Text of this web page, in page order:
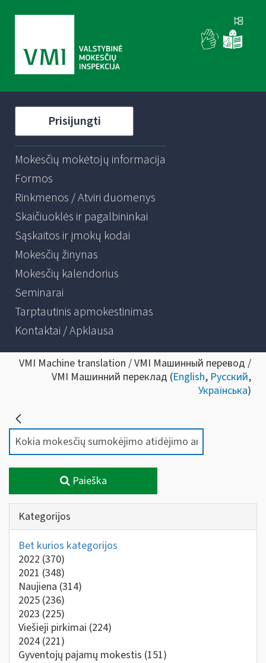
Prisijungti
Mokesčių mokėtojų informacija
Formos
Rinkmenos / Atviri duomenys
Skaičiuoklės ir pagalbininkai
Sąskaitos ir įmokų kodai
Mokesčių žinynas
Mokesčių kalendorius
Seminarai
Tarptautinis apmokestinimas
Kontaktai / Apklausa
VMI Machine translation / VMI Машинный перевод /
VMI Машинний переклад (English, Русский,
Українська)
Paieška
Kategorijos
Bet kurios kategorijos
2022 (370)
2021 (348)
Naujiena (314)
2025 (236)
2023 (225)
Viešieji pirkimai (224)
2024 (221)
Gyventojų pajamų mokestis (151)